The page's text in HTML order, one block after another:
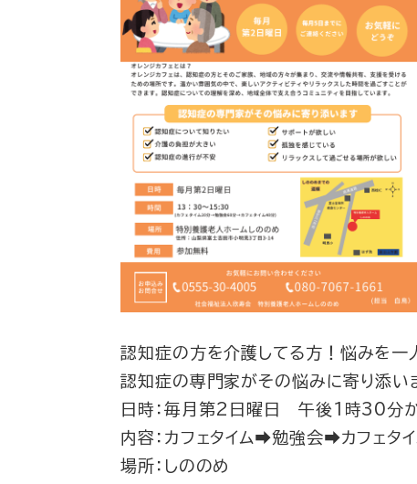
認知症の方を介護してる方！悩みを一
認知症の専門家がその悩みに寄り添い
日時：毎月第2日曜日 午後1時30分
内容：カフェタイム➡勉強会➡カフェタイ
場所：しののめ